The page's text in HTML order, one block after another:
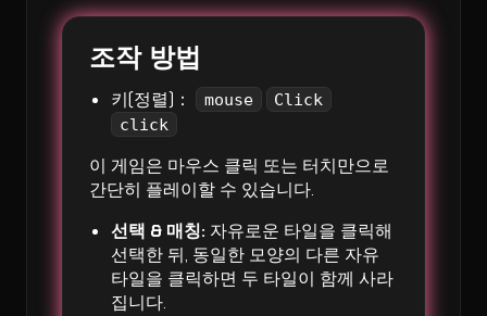
조작 방법
키(정렬)： mouse
Click
click
이 게임은 마우스 클릭 또는 터치만으로
간단히 플레이할 수 있습니다.
선택 & 매칭: 자유로운 타일을 클릭해
선택한 뒤, 동일한 모양의 다른 자유
타일을 클릭하면 두 타일이 함께 사라
집니다.